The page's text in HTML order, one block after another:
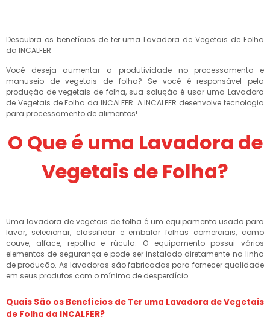
Descubra os benefícios de ter uma Lavadora de Vegetais de Folha
da INCALFER
Você deseja aumentar a produtividade no processamento e
manuseio de vegetais de folha? Se você é responsável pela
produção de vegetais de folha, sua solução é usar uma Lavadora
de Vegetais de Folha da INCALFER. A INCALFER desenvolve tecnologia
para processamento de alimentos!
O Que é uma Lavadora de
Vegetais de Folha?
Uma lavadora de vegetais de folha é um equipamento usado para
lavar, selecionar, classificar e embalar folhas comerciais, como
couve, alface, repolho e rúcula. O equipamento possui vários
elementos de segurança e pode ser instalado diretamente na linha
de produção. As lavadoras são fabricadas para fornecer qualidade
em seus produtos com o mínimo de desperdício.
Quais São os Benefícios de Ter uma Lavadora de Vegetais
de Folha da INCALFER?